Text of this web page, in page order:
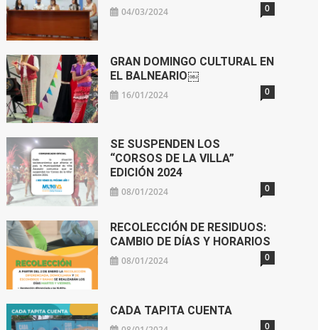
04/03/2024 0
GRAN DOMINGO CULTURAL EN
EL BALNEARIO￼
16/01/2024 0
SE SUSPENDEN LOS
“CORSOS DE LA VILLA”
EDICIÓN 2024
08/01/2024 0
RECOLECCIÓN DE RESIDUOS:
CAMBIO DE DÍAS Y HORARIOS
08/01/2024 0
CADA TAPITA CUENTA
0